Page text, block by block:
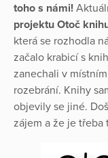
toho s námi!
projektu Otoč
která se rozhodla
začalo krabicí s
zanechali v
rozebrání. Knihy
objevily se jiné.
zájem a že je